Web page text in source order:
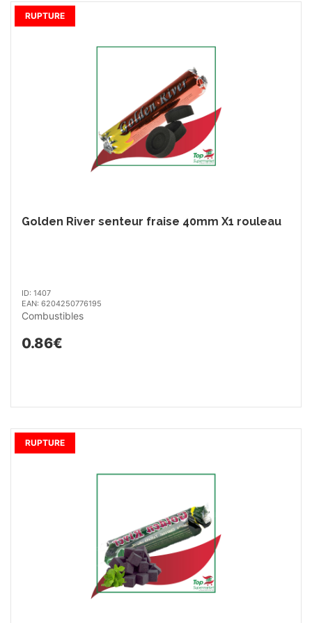
Golden River senteur fraise 40mm X1 rouleau
ID: 1407
EAN: 6204250776195
Combustibles
0.86€
RUPTURE
RUPTURE